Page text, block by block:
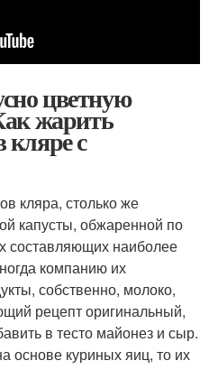
цветную
жарить
кляре с
кляра, столько же
капусты, обжаренной по
составляющих наиболее
компанию их
собственно, молоко,
рецепт оригинальный,
в тесто майонез и сыр.
основе куриных яиц, то их